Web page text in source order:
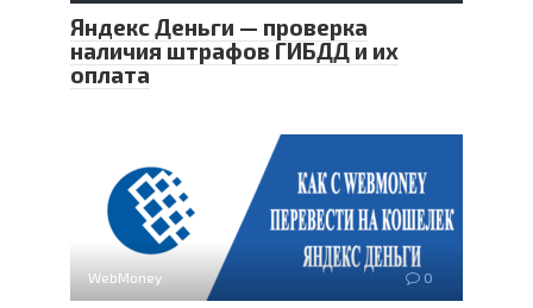
Яндекс Деньги — проверка
наличия штрафов ГИБДД и их
оплата
WebMoney 0